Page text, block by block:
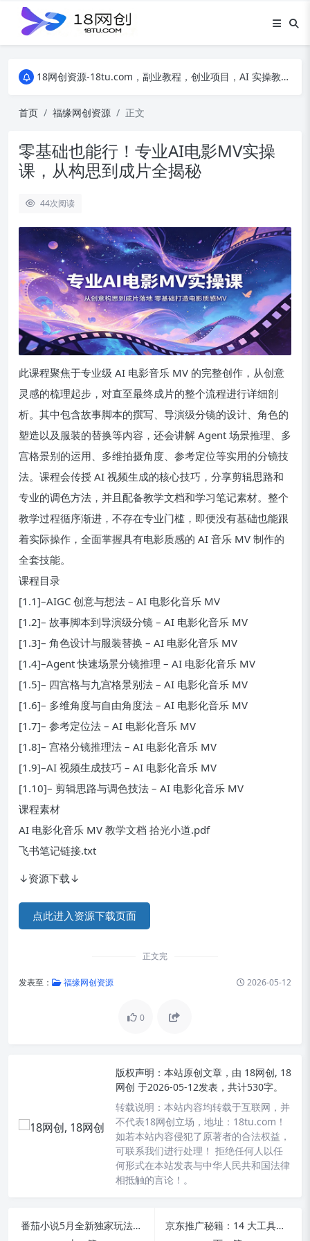
18网创资源-18tu.com，副业教程，创业项目，AI 实操教程，自媒体运营，电商干货，精品网盘资源，线上副业技巧，短视频创作教程
首页
福缘网创资源 正文
零基础也能行！专业AI电影MV实操
课，从构思到成片全揭秘
44次阅读
此课程聚焦于专业级 AI 电影音乐 MV 的完整创作，从创意
灵感的梳理起步，对直至最终成片的整个流程进行详细剖
析。其中包含故事脚本的撰写、导演级分镜的设计、角色的
塑造以及服装的替换等内容，还会讲解 Agent 场景推理、多
宫格景别的运用、多维拍摄角度、参考定位等实用的分镜技
法。课程会传授 AI 视频生成的核心技巧，分享剪辑思路和
专业的调色方法，并且配备教学文档和学习笔记素材。整个
教学过程循序渐进，不存在专业门槛，即便没有基础也能跟
着实际操作，全面掌握具有电影质感的 AI 音乐 MV 制作的
全套技能。
课程目录
[1.1]–AIGC 创意与想法 – AI 电影化音乐 MV
[1.2]– 故事脚本到导演级分镜 – AI 电影化音乐 MV
[1.3]– 角色设计与服装替换 – AI 电影化音乐 MV
[1.4]–Agent 快速场景分镜推理 – AI 电影化音乐 MV
[1.5]– 四宫格与九宫格景别法 – AI 电影化音乐 MV
[1.6]– 多维角度与自由角度法 – AI 电影化音乐 MV
[1.7]– 参考定位法 – AI 电影化音乐 MV
[1.8]– 宫格分镜推理法 – AI 电影化音乐 MV
[1.9]–AI 视频生成技巧 – AI 电影化音乐 MV
[1.10]– 剪辑思路与调色技法 – AI 电影化音乐 MV
课程素材
AI 电影化音乐 MV 教学文档 拾光小道.pdf
飞书笔记链接.txt
↓资源下载↓
点此进入资源下载页面
正文完
发表至： 福缘网创资源 2026-05-12
0
版权声明： 本站原创文章，由 18网创, 18
网创 于2026-05-12发表，共计530字。
转载说明： 本站内容均转载于互联网，并
不代表18网创立场，地址：18tu.com！
如若本站内容侵犯了原著者的合法权益，
可联系我们进行处理！ 拒绝任何人以任
何形式在本站发表与中华人民共和国法律
相抵触的言论！。
番茄小说5月全新独家玩法揭秘，实测稳定月入过万！
京东推广秘籍：14 大工具深度剖析，从选词到复盘，高效盈利零烧钱